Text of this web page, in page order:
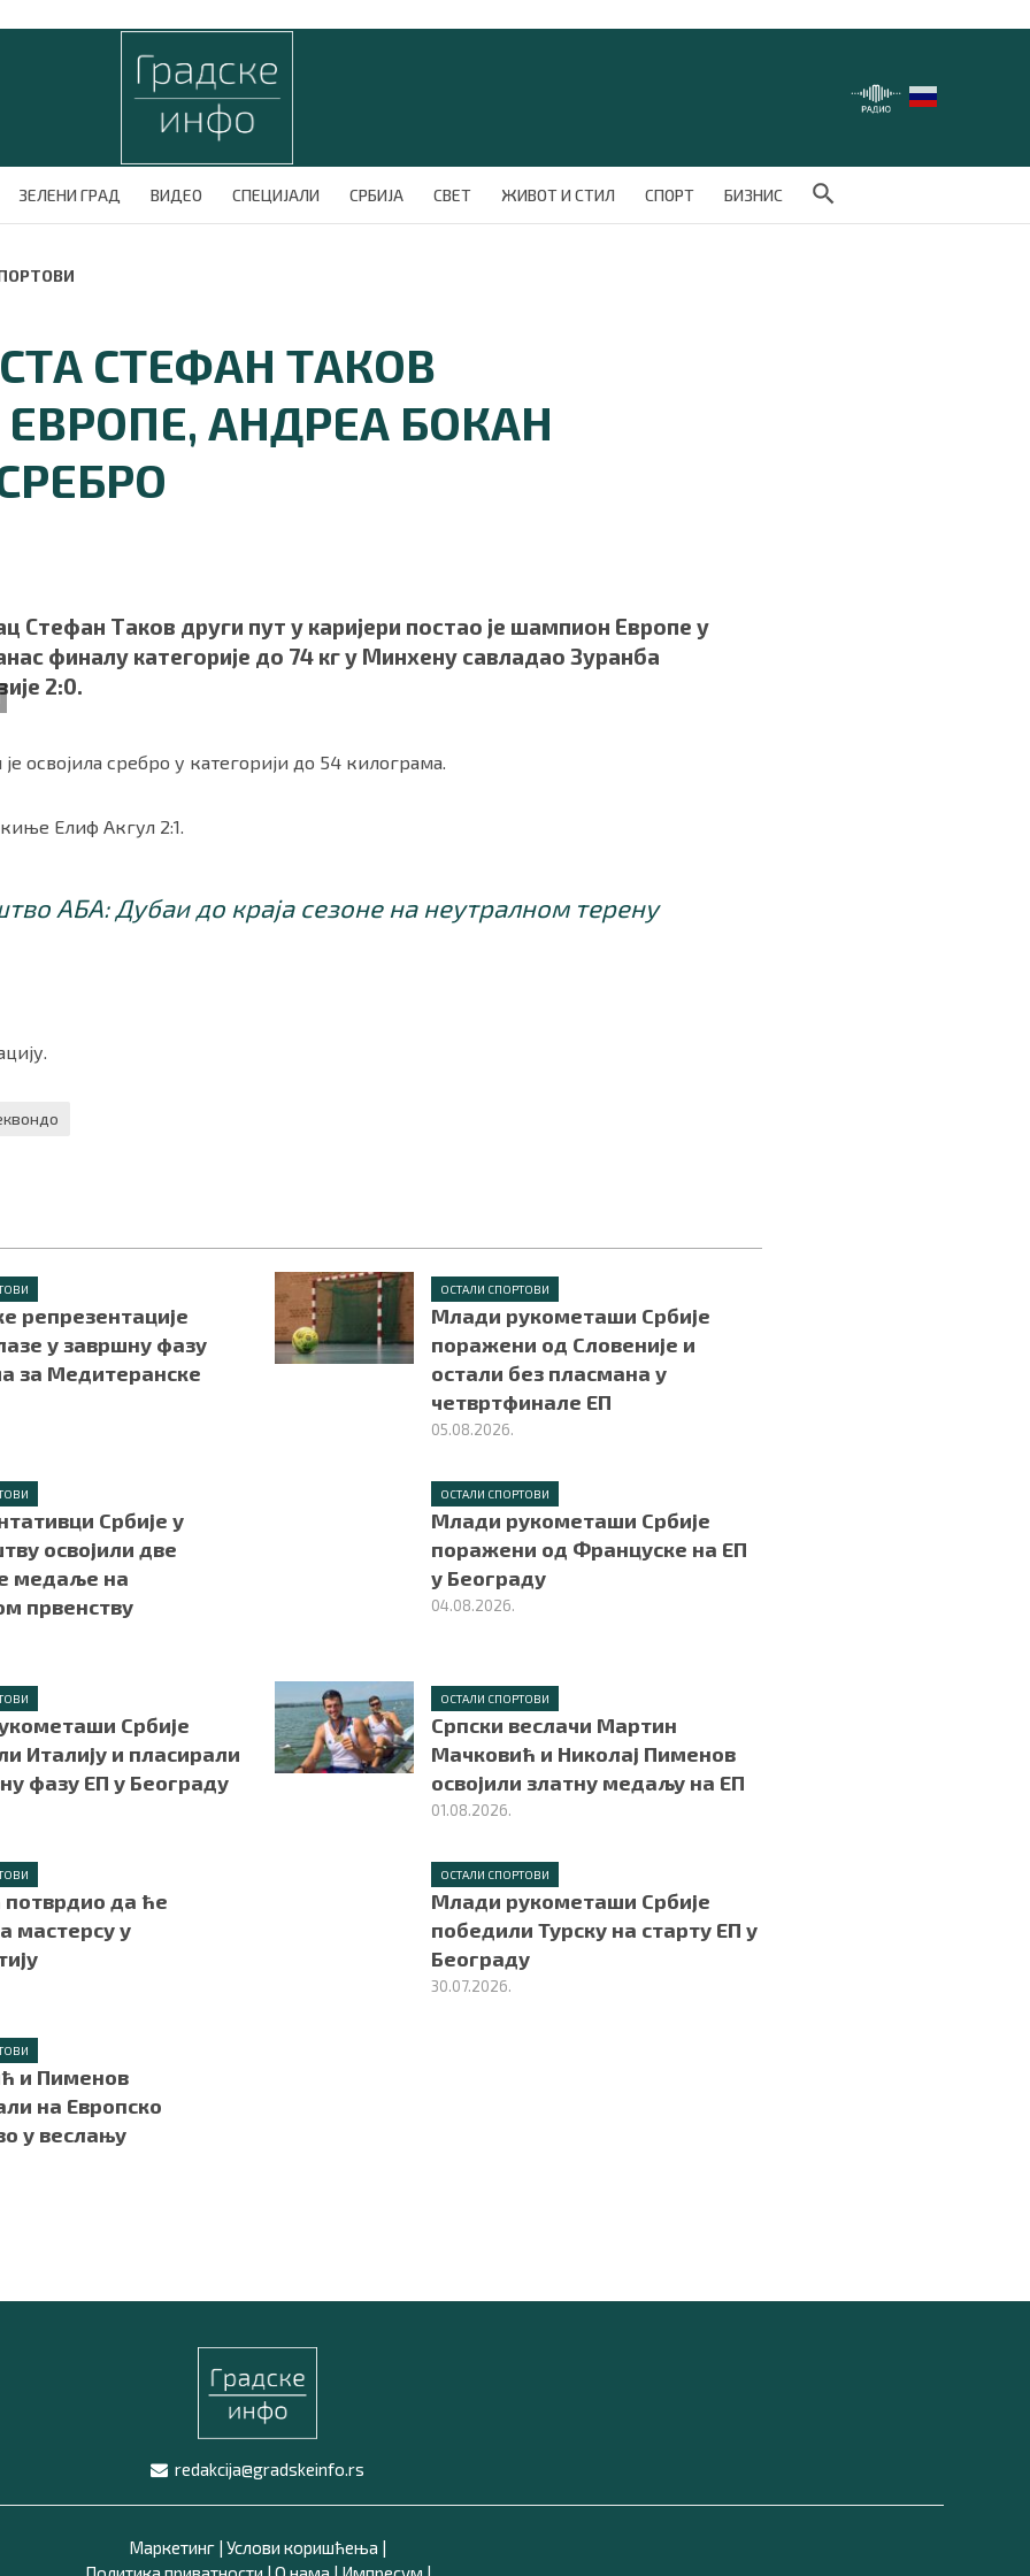
ЗЕЛЕНИ ГРАД ВИДЕО СПЕЦИЈАЛИ СРБИЈА СВЕТ ЖИВОТ И СТИЛ СПОРТ БИЗНИС
Search Button
СТЕФАН ТАКОВ
АНДРЕА БОКАН
Стефан Таков други пут у каријери постао је шампион Европе у
финалу категорије до 74 кг у Минхену савладао Зуранба
2:0.
освојила сребро у категорији до 54 килограма.
Елиф Акгул 2:1.
АБА: Дубаи до краја сезоне на неутралном терену
репрезентације
у завршну фазу
за Медитеранске
ОСТАЛИ СПОРТОВИ
Млади рукометаши Србије
поражени од Словеније и
остали без пласмана у
четвртфинале ЕП
05.08.2026.
Србије у
освојили две
медаље на
првенству
ОСТАЛИ СПОРТОВИ
Млади рукометаши Србије
поражени од Француске на ЕП
у Београду
04.08.2026.
Србије
Италију и пласирали
фазу ЕП у Београду
ОСТАЛИ СПОРТОВИ
Српски веслачи Мартин
Мачковић и Николај Пименов
освојили златну медаљу на ЕП
01.08.2026.
да ће
мастерсу у
ОСТАЛИ СПОРТОВИ
Млади рукометаши Србије
победили Турску на старту ЕП у
Београду
30.07.2026.
и Пименов
на Европско
у веслању
redakcija@gradskeinfo.rs
Маркетинг | Услови коришћења |
|О нама